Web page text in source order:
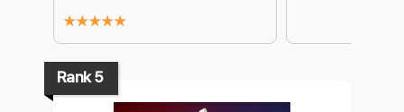
★★★★★
Rank 5